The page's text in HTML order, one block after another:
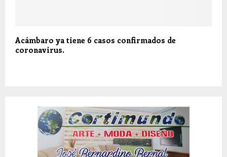
Acámbaro ya tiene 6 casos confirmados de
coronavirus.